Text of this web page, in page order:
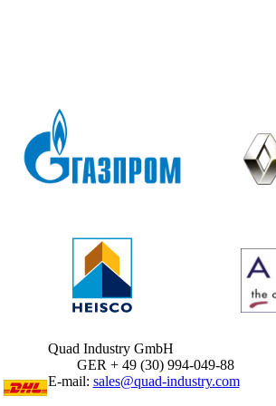
Quad Industry GmbH
GER + 49 (30) 994-049-88
E-mail: sales@quad-industry.com